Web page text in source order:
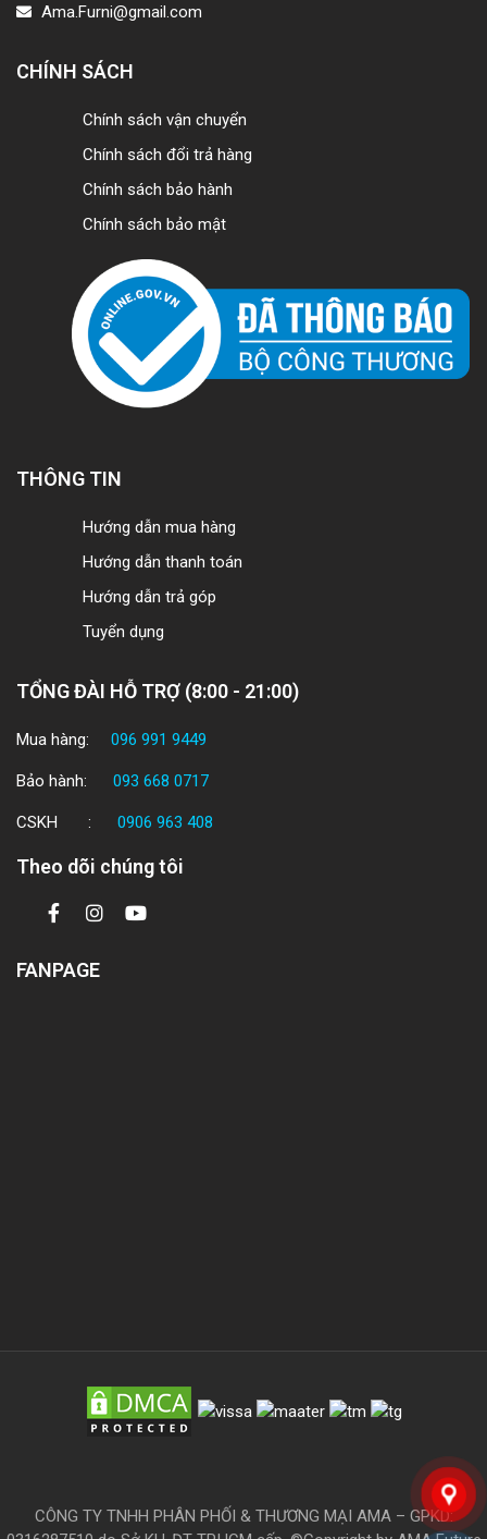
Ama.Furni@gmail.com
CHÍNH SÁCH
Chính sách vận chuyển
Chính sách đổi trả hàng
Chính sách bảo hành
Chính sách bảo mật
THÔNG TIN
Hướng dẫn mua hàng
Hướng dẫn thanh toán
Hướng dẫn trả góp
Tuyển dụng
TỔNG ĐÀI HỖ TRỢ (8:00 - 21:00)
Mua hàng: 096 991 9449
Bảo hành: 093 668 0717
CSKH : 0906 963 408
Theo dõi chúng tôi
FANPAGE
CÔNG TY TNHH PHÂN PHỐI & THƯƠNG MẠI AMA – GPKD: